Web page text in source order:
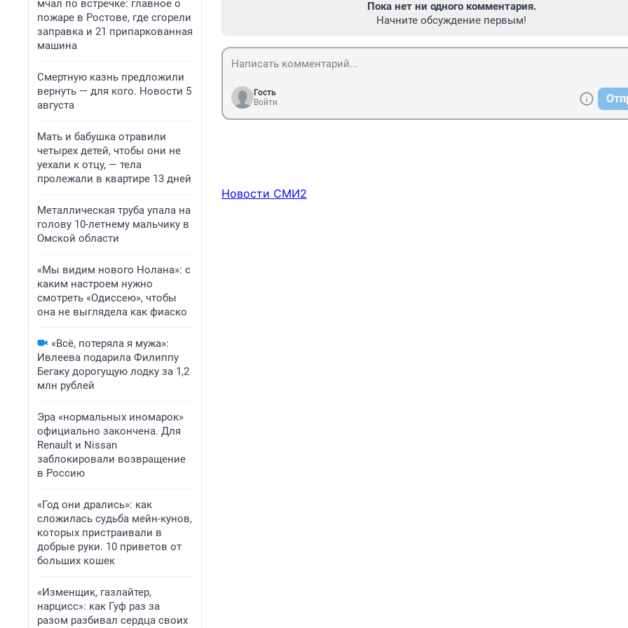
мчал по встречке: главное о
пожаре в Ростове, где сгорели
заправка и 21 припаркованная
машина
Смертную казнь предложили
вернуть — для кого. Новости 5
августа
Мать и бабушка отравили
четырех детей, чтобы они не
уехали к отцу, — тела
пролежали в квартире 13 дней
Металлическая труба упала на
голову 10-летнему мальчику в
Омской области
«Мы видим нового Нолана»: с
каким настроем нужно
смотреть «Одиссею», чтобы
она не выглядела как фиаско
«Всё, потеряла я мужа»:
Ивлеева подарила Филиппу
Бегаку дорогущую лодку за 1,2
млн рублей
Эра «нормальных иномарок»
официально закончена. Для
Renault и Nissan
заблокировали возвращение
в Россию
«Год они дрались»: как
сложилась судьба мейн-кунов,
которых пристраивали в
добрые руки. 10 приветов от
больших кошек
«Изменщик, газлайтер,
нарцисс»: как Гуф раз за
разом разбивал сердца своих
Пока нет ни одного комментария.
Начните обсуждение первым!
Гость
Войти
Новости СМИ2